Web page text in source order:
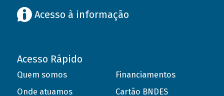
Acesso à informação
Acesso Rápido
Quem somos
Onde atuamos
Financiamentos
Cartão BNDES